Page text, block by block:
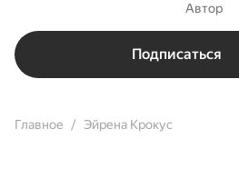
Автор
Подписаться
Главное Эйрена Крокус